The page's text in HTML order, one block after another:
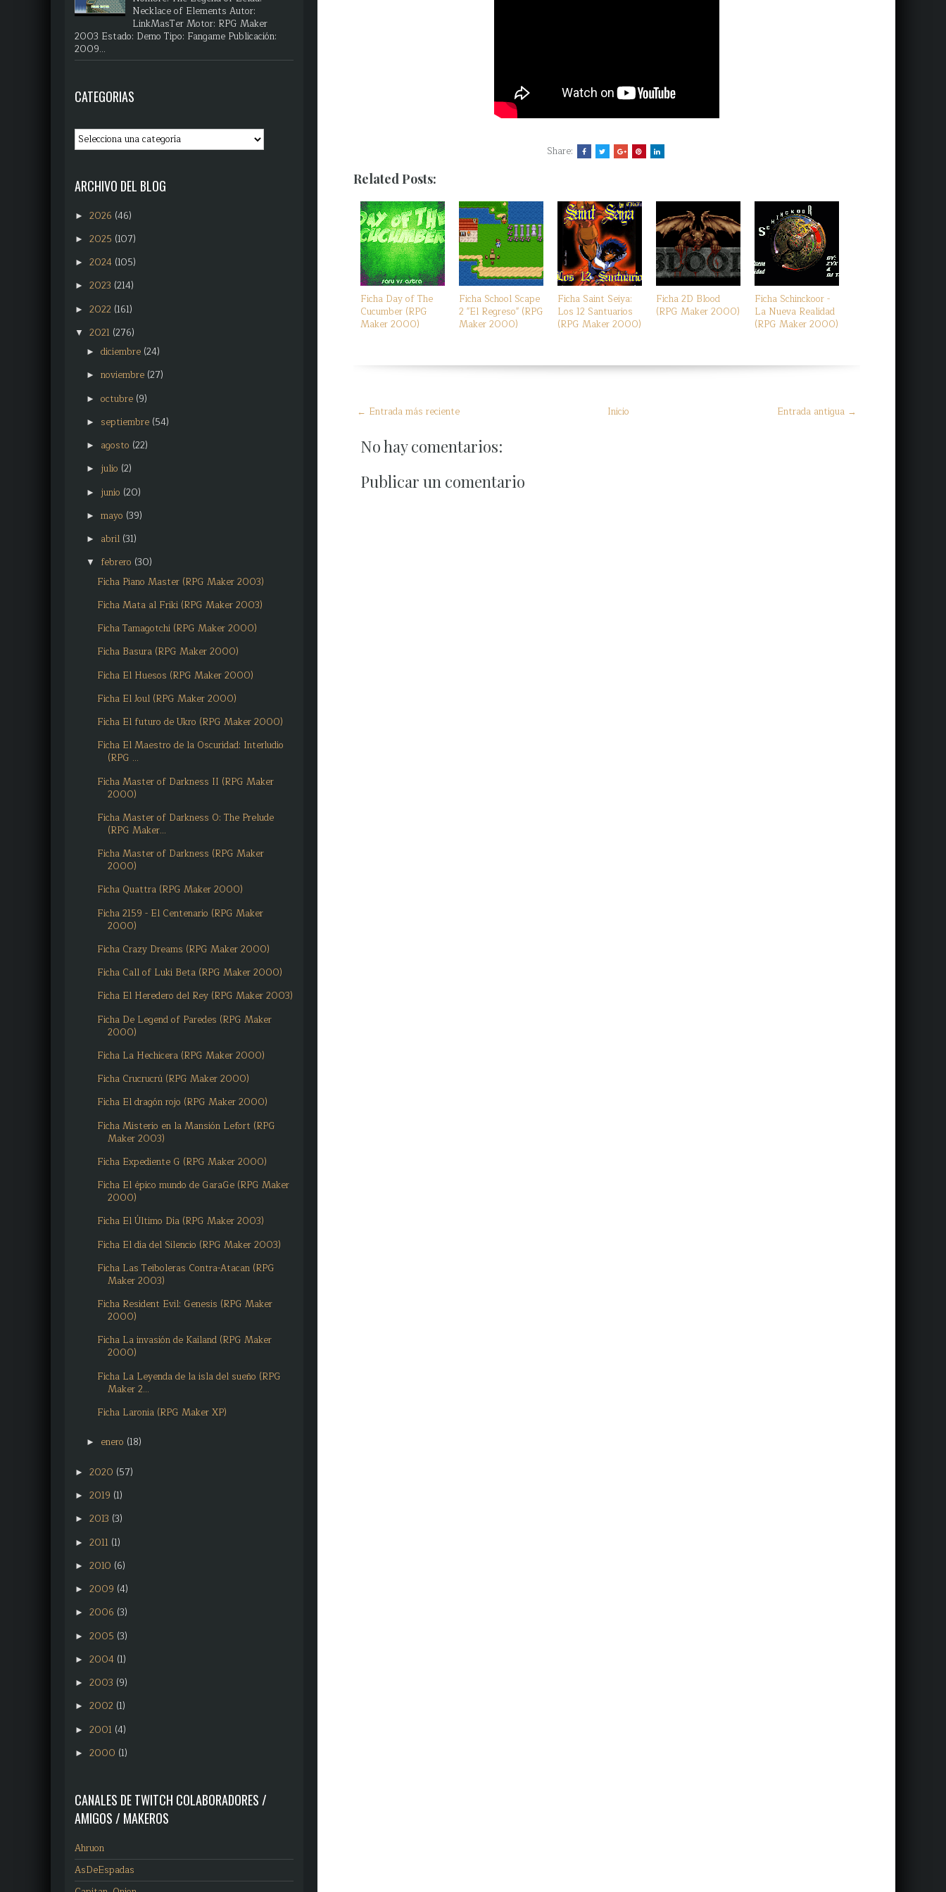
Share:
Related Posts:
Ficha Day of The
Cucumber (RPG
Maker 2000)
Ficha School Scape
2 "El Regreso" (RPG
Maker 2000)
Ficha Saint Seiya:
Los 12 Santuarios
(RPG Maker 2000)
Ficha 2D Blood
(RPG Maker 2000)
Ficha Schinckoor -
La Nueva Realidad
(RPG Maker 2000)
← Entrada más reciente Entrada antigua →
Inicio
No hay comentarios:
Publicar un comentario
Necklace of Elements Autor:
LinkMasTer Motor: RPG Maker
2003 Estado: Demo Tipo: Fangame Publicación:
2009...
CATEGORIAS
ARCHIVO DEL BLOG
► 2026 (46)
► 2025 (107)
► 2024 (105)
► 2023 (214)
► 2022 (161)
▼ 2021 (276)
► diciembre (24)
► noviembre (27)
► octubre (9)
► septiembre (54)
► agosto (22)
► julio (2)
► junio (20)
► mayo (39)
► abril (31)
▼ febrero (30)
Ficha Piano Master (RPG Maker 2003)
Ficha Mata al Friki (RPG Maker 2003)
Ficha Tamagotchi (RPG Maker 2000)
Ficha Basura (RPG Maker 2000)
Ficha El Huesos (RPG Maker 2000)
Ficha El Joul (RPG Maker 2000)
Ficha El futuro de Ukro (RPG Maker 2000)
Ficha El Maestro de la Oscuridad: Interludio
(RPG ...
Ficha Master of Darkness II (RPG Maker
2000)
Ficha Master of Darkness 0: The Prelude
(RPG Maker...
Ficha Master of Darkness (RPG Maker
2000)
Ficha Quattra (RPG Maker 2000)
Ficha 2159 - El Centenario (RPG Maker
2000)
Ficha Crazy Dreams (RPG Maker 2000)
Ficha Call of Luki Beta (RPG Maker 2000)
Ficha El Heredero del Rey (RPG Maker 2003)
Ficha De Legend of Paredes (RPG Maker
2000)
Ficha La Hechicera (RPG Maker 2000)
Ficha Crucrucrú (RPG Maker 2000)
Ficha El dragón rojo (RPG Maker 2000)
Ficha Misterio en la Mansión Lefort (RPG
Maker 2003)
Ficha Expediente G (RPG Maker 2000)
Ficha El épico mundo de GaraGe (RPG Maker
2000)
Ficha El Último Día (RPG Maker 2003)
Ficha El día del Silencio (RPG Maker 2003)
Ficha Las Teiboleras Contra-Atacan (RPG
Maker 2003)
Ficha Resident Evil: Genesis (RPG Maker
2000)
Ficha La invasión de Kailand (RPG Maker
2000)
Ficha La Leyenda de la isla del sueño (RPG
Maker 2...
Ficha Laronia (RPG Maker XP)
► enero (18)
► 2020 (57)
► 2019 (1)
► 2013 (3)
► 2011 (1)
► 2010 (6)
► 2009 (4)
► 2006 (3)
► 2005 (3)
► 2004 (1)
► 2003 (9)
► 2002 (1)
► 2001 (4)
► 2000 (1)
CANALES DE TWITCH COLABORADORES /
AMIGOS / MAKEROS
Ahruon
AsDeEspadas